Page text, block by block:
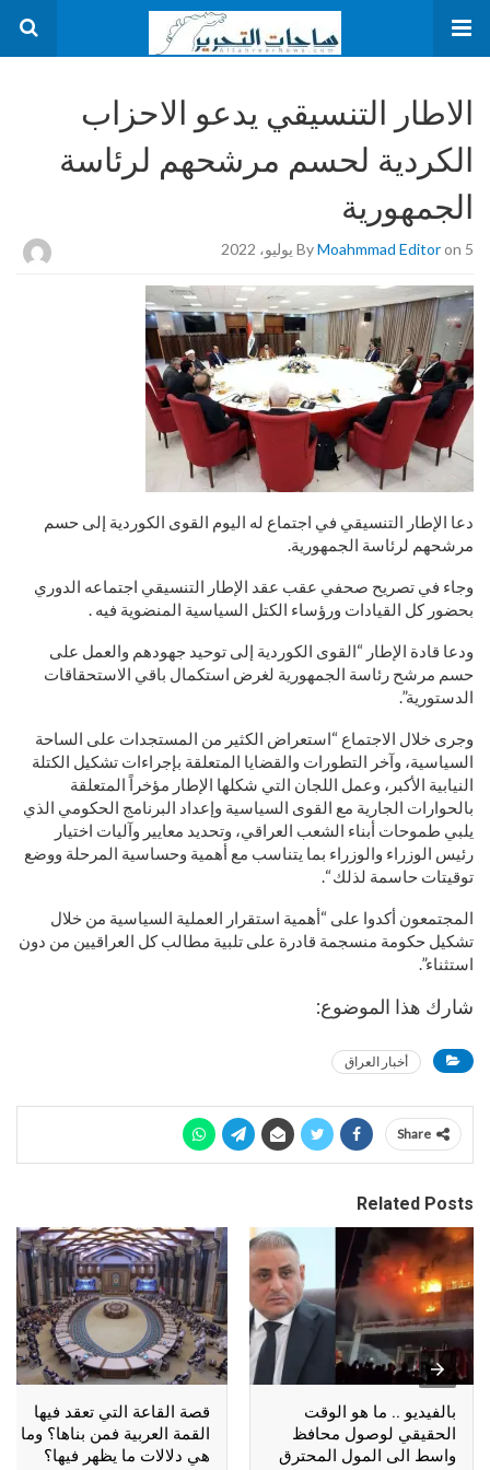
الاطار التنسيقي يدعو الاحزاب
الكردية لحسم مرشحهم لرئاسة
الجمهورية
ByMoahmmad Editoron 5 يوليو، 2022
دعا الإطار التنسيقي في اجتماع له اليوم القوى الكوردية إلى حسم
مرشحهم لرئاسة الجمهورية.
وجاء في تصريح صحفي عقب عقد الإطار التنسيقي اجتماعه الدوري
بحضور كل القيادات ورؤساء الكتل السياسية المنضوية فيه .
ودعا قادة الإطار “القوى الكوردية إلى توحيد جهودهم والعمل على
حسم مرشح رئاسة الجمهورية لغرض استكمال باقي الاستحقاقات
الدستورية”.
وجرى خلال الاجتماع “استعراض الكثير من المستجدات على الساحة
السياسية، وآخر التطورات والقضايا المتعلقة بإجراءات تشكيل الكتلة
النيابية الأكبر، وعمل اللجان التي شكلها الإطار مؤخراً المتعلقة
بالحوارات الجارية مع القوى السياسية وإعداد البرنامج الحكومي الذي
يلبي طموحات أبناء الشعب العراقي، وتحديد معايير وآليات اختيار
رئيس الوزراء والوزراء بما يتناسب مع أهمية وحساسية المرحلة ووضع
توقيتات حاسمة لذلك “.
المجتمعون أكدوا على “أهمية استقرار العملية السياسية من خلال
تشكيل حكومة منسجمة قادرة على تلبية مطالب كل العراقيين من دون
استثناء”.
شارك هذا الموضوع:
أخبار العراق
Share
Related Posts
بالفيديو .. ما هو الوقت
الحقيقي لوصول محافظ
واسط الى المول المحترق
قصة القاعة التي تعقد فيها
القمة العربية فمن بناها؟ وما
هي دلالات ما يظهر فيها؟